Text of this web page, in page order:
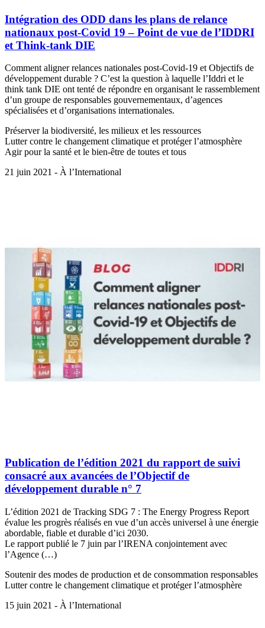
Intégration des ODD dans les plans de relance
nationaux post-Covid 19 – Point de vue de l’IDDRI
et Think-tank DIE
Comment aligner relances nationales post-Covid-19 et Objectifs de
développement durable ? C’est la question à laquelle l’Iddri et le
think tank DIE ont tenté de répondre en organisant le rassemblement
d’un groupe de responsables gouvernementaux, d’agences
spécialisées et d’organisations internationales.
Préserver la biodiversité, les milieux et les ressources
Lutter contre le changement climatique et protéger l’atmosphère
Agir pour la santé et le bien-être de toutes et tous
21 juin 2021 - À l’International
Publication de l’édition 2021 du rapport de suivi
consacré aux avancées de l’Objectif de
développement durable n° 7
L’édition 2021 de Tracking SDG 7 : The Energy Progress Report
évalue les progrès réalisés en vue d’un accès universel à une énergie
abordable, fiable et durable d’ici 2030.
Le rapport publié le 7 juin par l’IRENA conjointement avec
l’Agence (…)
Soutenir des modes de production et de consommation responsables
Lutter contre le changement climatique et protéger l’atmosphère
15 juin 2021 - À l’International